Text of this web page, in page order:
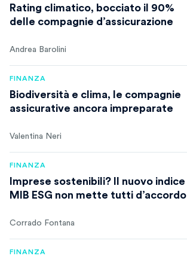
Rating climatico, bocciato il 90%
delle compagnie d’assicurazione
Andrea Barolini
FINANZA
Biodiversità e clima, le compagnie
assicurative ancora impreparate
Valentina Neri
FINANZA
Imprese sostenibili? Il nuovo indice
MIB ESG non mette tutti d’accordo
Corrado Fontana
FINANZA